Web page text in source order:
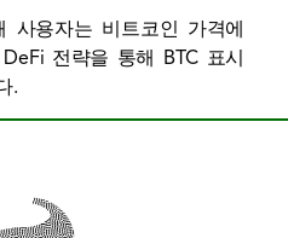
사용자는 비트코인 ​​가격에
전략을 통해 BTC 표시
.